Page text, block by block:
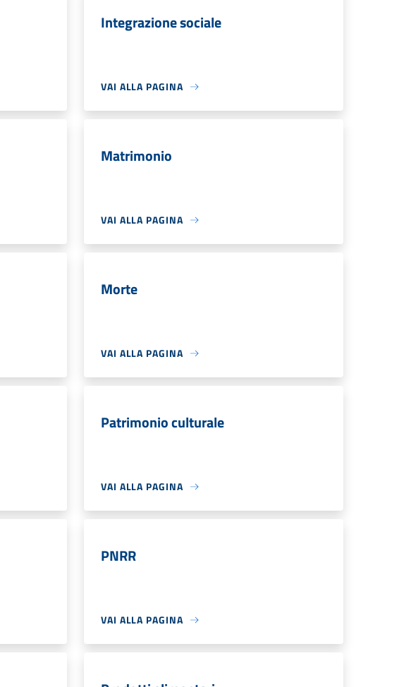
Integrazione sociale
VAI ALLA PAGINA
Matrimonio
VAI ALLA PAGINA
Morte
VAI ALLA PAGINA
Patrimonio culturale
VAI ALLA PAGINA
PNRR
VAI ALLA PAGINA